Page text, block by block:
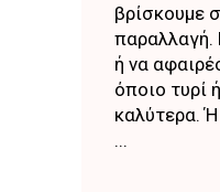
βρίσκουμε
ή να
όποιο τυρί
καλύτερα.